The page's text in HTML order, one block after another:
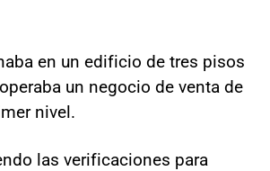
en un edificio de tres pisos
un negocio de venta de
nivel.
las verificaciones para